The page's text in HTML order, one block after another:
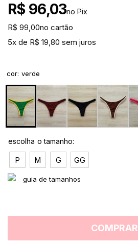
R$ 96,03no Pix
R$ 99,00no cartão
5x de R$ 19,80 sem juros
cor: verde
P M G GG
COMPRAR